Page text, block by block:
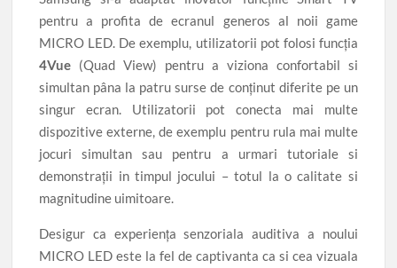
pentru a profita de ecranul generos al noii game
MICRO LED. De exemplu, utilizatorii pot folosi funcția
4Vue (Quad View) pentru a viziona confortabil si
simultan pâna la patru surse de conținut diferite pe un
singur ecran. Utilizatorii pot conecta mai multe
dispozitive externe, de exemplu pentru rula mai multe
jocuri simultan sau pentru a urmari tutoriale si
demonstrații in timpul jocului – totul la o calitate si
magnitudine uimitoare.
Desigur ca experiența senzoriala auditiva a noului
MICRO LED este la fel de captivanta ca si cea vizuala